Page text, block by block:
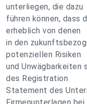
unterliegen, die dazu
führen können, dass
erheblich von denen
in den
potenziellen Risiken
und Unwägbarkeiten
des Registration
Statement des